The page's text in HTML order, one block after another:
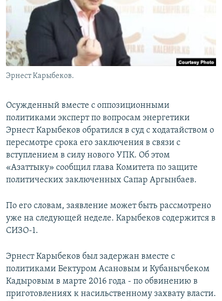
Эрнест Карыбеков.
Осужденный вместе с оппозиционными
политиками эксперт по вопросам энергетики
Эрнест Карыбеков обратился в суд с ходатайством о
пересмотре срока его заключения в связи с
вступлением в силу нового УПК. Об этом
«Азаттыку» сообщил глава Комитета по защите
политических заключенных Сапар Аргынбаев.
По его словам, заявление может быть рассмотрено
уже на следующей неделе. Карыбеков содержится в
СИЗО-1.
Эрнест Карыбеков был задержан вместе с
политиками Бектуром Асановым и Кубанычбеком
Кадыровым в марте 2016 года - по обвинению в
приготовлениях к насильственному захвату власти.